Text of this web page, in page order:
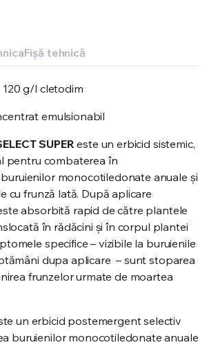
Fișă tehnică
120 g/l cletodim
emulsionabil
SUPER este un erbicid sistemic,
pentru combaterea în
monocotiledonate anuale și
cu frunză lată. După aplicare
absorbită rapid de către plantele
în rădăcini și în corpul plantei
specifice – vizibile la buruienile
dupa aplicare – sunt stoparea
frunzelor urmate de moartea
un erbicid postemergent selectiv
buruienilor monocotiledonate anuale